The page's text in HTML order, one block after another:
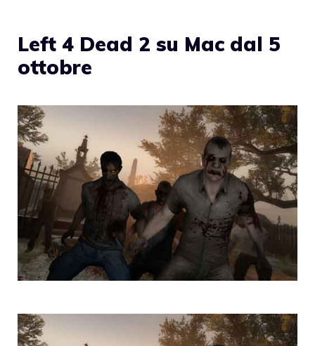
Left 4 Dead 2 su Mac dal 5
ottobre